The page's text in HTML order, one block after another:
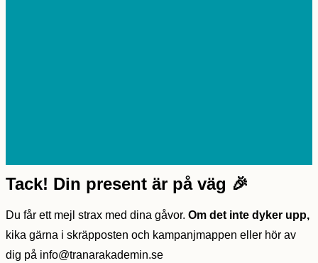
HUVUDMENY
Tack! Din present är på väg 🎉
Du får ett mejl strax med dina gåvor. Om det inte dyker upp,
kika gärna i skräpposten och kampanjmappen eller hör av
dig på info@tranarakademin.se